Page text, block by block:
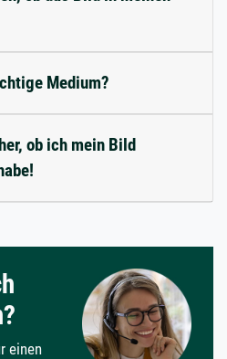
Medium?
ob ich mein Bild
einen